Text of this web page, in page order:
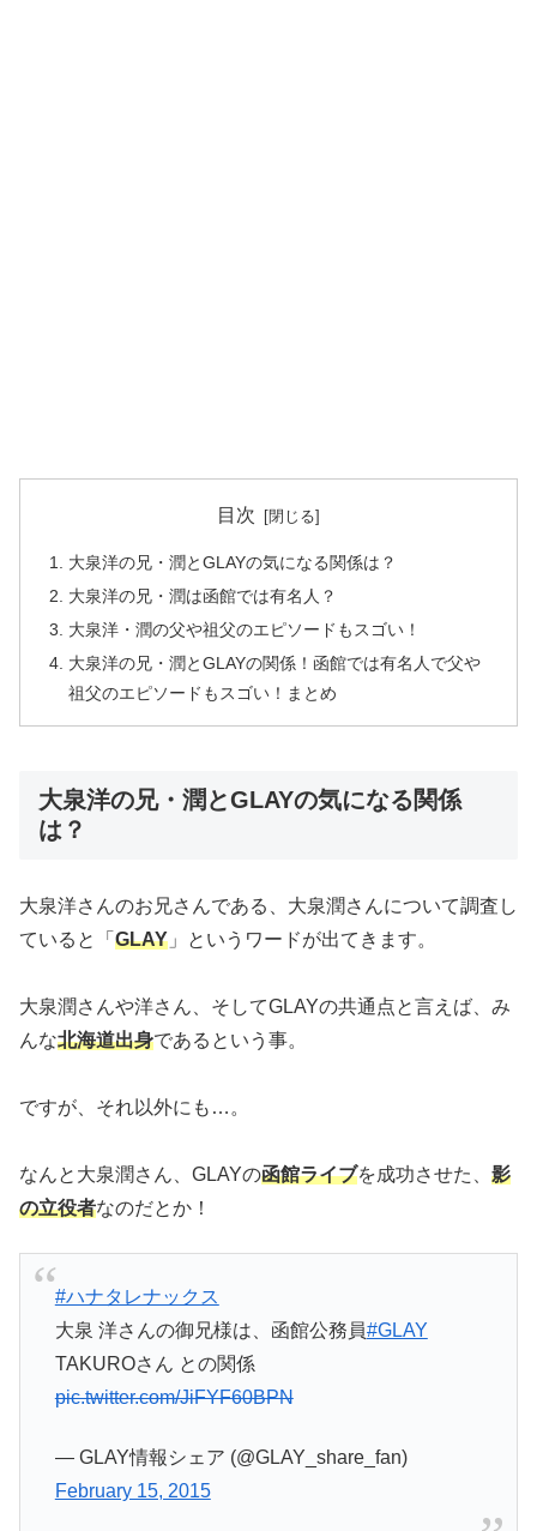
目次
大泉洋の兄・潤とGLAYの気になる関係は？
大泉洋の兄・潤は函館では有名人？
大泉洋・潤の父や祖父のエピソードもスゴい！
大泉洋の兄・潤とGLAYの関係！函館では有名人で父や
祖父のエピソードもスゴい！まとめ
大泉洋の兄・潤とGLAYの気になる関係
は？
大泉洋さんのお兄さんである、大泉潤さんについて調査し
ていると「 GLAY 」というワードが出てきます。
大泉潤さんや洋さん、そしてGLAYの共通点と言えば、み
んな北海道出身であるという事。
ですが、それ以外にも…。
なんと大泉潤さん、GLAYの函館ライブを成功させた、 影
の立役者なのだとか！
#ハナタレナックス
大泉 洋さんの御兄様は、函館公務員#GLAY
TAKUROさん との関係
pic.twitter.com/JiFYF60BPN
— GLAY情報シェア (@GLAY_share_fan)
February 15, 2015